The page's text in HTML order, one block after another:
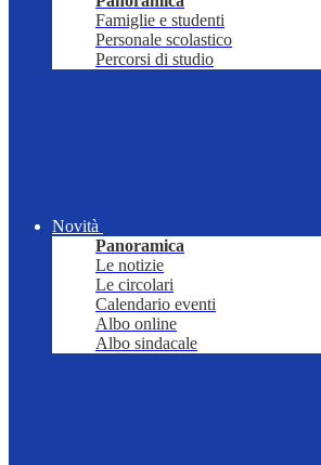
Famiglie e studenti
Personale scolastico
Percorsi di studio
Novità
Panoramica
Le notizie
Le circolari
Calendario eventi
Albo online
Albo sindacale